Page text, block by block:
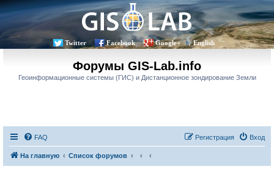
Twitter Facebook Google+ English
Форумы GIS-Lab.info
Геоинформационные системы (ГИС) и Дистанционное зондирование Земли
FAQ Вход
Регистрация
На главную Список форумов